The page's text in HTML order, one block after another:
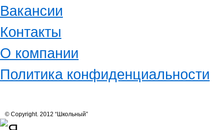
Вакансии
Контакты
О компании
Политика конфиденциальности
© Copyright. 2012 “Школьный”